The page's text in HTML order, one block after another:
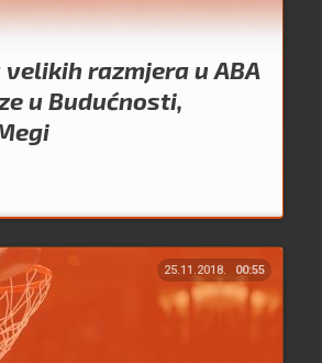
velikih razmjera u ABA
u Budućnosti,
25.11.2018. 00:55